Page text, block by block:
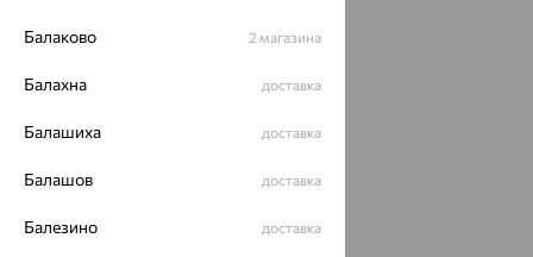
Балаково 2 магазина
Балахна доставка
Балашиха доставка
Балашов доставка
Балезино доставка